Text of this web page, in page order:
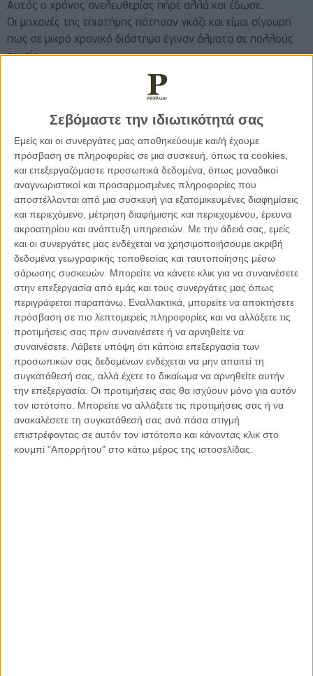
Σεβόμαστε την ιδιωτικότητά σας
Εμείς και οι συνεργάτες μας αποθηκεύουμε και/ή έχουμε
πρόσβαση σε πληροφορίες σε μια συσκευή, όπως τα cookies,
και επεξεργαζόμαστε προσωπικά δεδομένα, όπως μοναδικοί
αναγνωριστικοί και προσαρμοσμένες πληροφορίες που
αποστέλλονται από μια συσκευή για εξατομικευμένες διαφημίσεις
και περιεχόμενο, μέτρηση διαφήμισης και περιεχομένου, έρευνα
ακροατηρίου και ανάπτυξη υπηρεσιών. Με την άδειά σας, εμείς
και οι συνεργάτες μας ενδέχεται να χρησιμοποιήσουμε ακριβή
δεδομένα γεωγραφικής τοποθεσίας και ταυτοποίησης μέσω
σάρωσης συσκευών. Μπορείτε να κάνετε κλικ για να συναινέσετε
στην επεξεργασία από εμάς και τους συνεργάτες μας όπως
περιγράφεται παραπάνω. Εναλλακτικά, μπορείτε να αποκτήσετε
πρόσβαση σε πιο λεπτομερείς πληροφορίες και να αλλάξετε τις
προτιμήσεις σας πριν συναινέσετε ή να αρνηθείτε να
συναινέσετε. Λάβετε υπόψη ότι κάποια επεξεργασία των
προσωπικών σας δεδομένων ενδέχεται να μην απαιτεί τη
συγκατάθεσή σας, αλλά έχετε το δικαίωμα να αρνηθείτε αυτήν
την επεξεργασία. Οι προτιμήσεις σας θα ισχύουν μόνο για αυτόν
τον ιστότοπο. Μπορείτε να αλλάξετε τις προτιμήσεις σας ή να
ανακαλέσετε τη συγκατάθεσή σας ανά πάσα στιγμή
επιστρέφοντας σε αυτόν τον ιστότοπο και κάνοντας κλικ στο
κουμπί "Απορρήτου" στο κάτω μέρος της ιστοσελίδας.
Αυτός ο χρόνος ανελευθερίας πήρε αλλά και έδωσε.
Οι μηχανές της επιστήμης πάτησαν γκάζι και είμαι σίγουρη
πως σε μικρό χρονικό διάστημα έγιναν άλματα σε πολλούς
τομείς.
Η τεχνολογία που ούτως ή άλλως είχε πρωταγωνιστικό
ρόλο, τώρα κατέλαβε θέση σε τομείς, συνθήκες και
Τώρα είναι η στιγμή των μεγάλων αντιστάσεων
Καμιά οθόνη δεν θα αντικαταστήσει ποτέ τον άνθρωπο που
μπορείς να τον αγγίξεις να τον φιλήσεις να τον χαιδέψεις να
τον αγκαλιάσεις. Σίγουρα όμως μια οθόνη μπορεί να
γεφυρώσει πλέον χάσματα που πριν δεν είχαν κάποιοι το
προνόμιο ή την δυνατότητα να το κάνουν.
Μετά από έναν χρόνο είμαστε κουρασμένοι. Εξαντλημένοι.
Είναι εμφανή πλέον τα σημάδια της ψυχικής κόπωσης.
Τα κρούσματα ‘φτάσαν τις 3.000. Παράλληλα επιχειρείται
ένα άνοιγμα στις δραστηριότητες.
Απο δω και μπρος θα δούμε σκληρές και άγριες εικόνες στα
νοσοκομεία.
Τώρα είναι η στιγμή των μεγάλων αντιστάσεων.
Τώρα πρέπει να επιδείξουμε ότι πιο υγιές έχουμε περισώσει
ως άνθρωποι. Την ατομική ευθύνη.
Η ατομική ευθύνη δεν είναι διαταγή δεν είναι εντολή. Την
ατομική ευθύνη την έχεις μέσα σου.
Ξέρεις πολύ καλά πως να μείνεις ασφαλής εσύ και οι γύρω